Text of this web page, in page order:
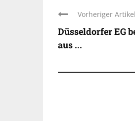
Vorheriger Artikel
Düsseldorfer EG
aus ...